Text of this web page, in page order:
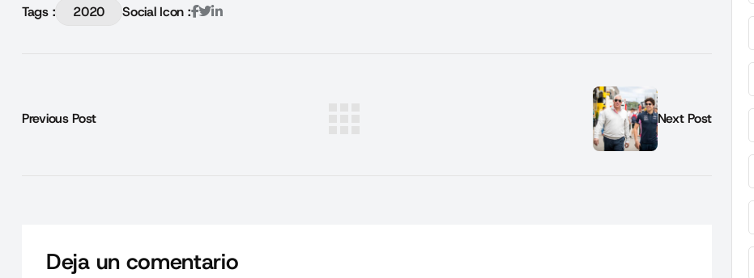
Tags : 2020 Social Icon :
Previous Post Next Post
Deja un comentario